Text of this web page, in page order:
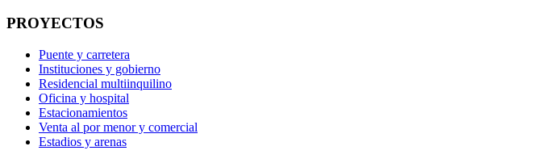
PROYECTOS
Puente y carretera
Instituciones y gobierno
Residencial multiinquilino
Oficina y hospital
Estacionamientos
Venta al por menor y comercial
Estadios y arenas